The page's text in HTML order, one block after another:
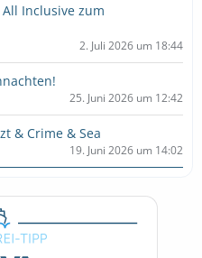
Inclusive zum
2. Juli 2026 um 18:44
25. Juni 2026 um 12:42
& Crime & Sea
19. Juni 2026 um 14:02